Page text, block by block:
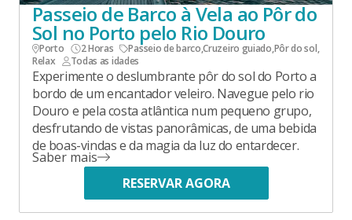
Passeio de Barco à Vela ao Pôr do
Sol no Porto pelo Rio Douro
Porto 2 Horas Passeio de barco,Cruzeiro guiado,Pôr do sol,
Relax
Todas as idades
Experimente o deslumbrante pôr do sol do Porto a
bordo de um encantador veleiro. Navegue pelo rio
Douro e pela costa atlântica num pequeno grupo,
desfrutando de vistas panorâmicas, de uma bebida
de boas-vindas e da magia da luz do entardecer.
Saber mais
RESERVAR AGORA